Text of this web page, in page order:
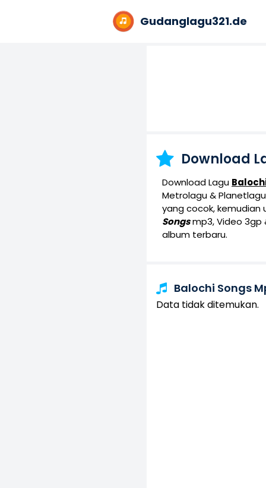
Gudanglagu321.de
Download
Download Lagu
Metrolagu &
yang cocok, kemudian
Songsmp3, Video 3gp
album terbaru.
Balochi Songs
Data tidak ditemukan.